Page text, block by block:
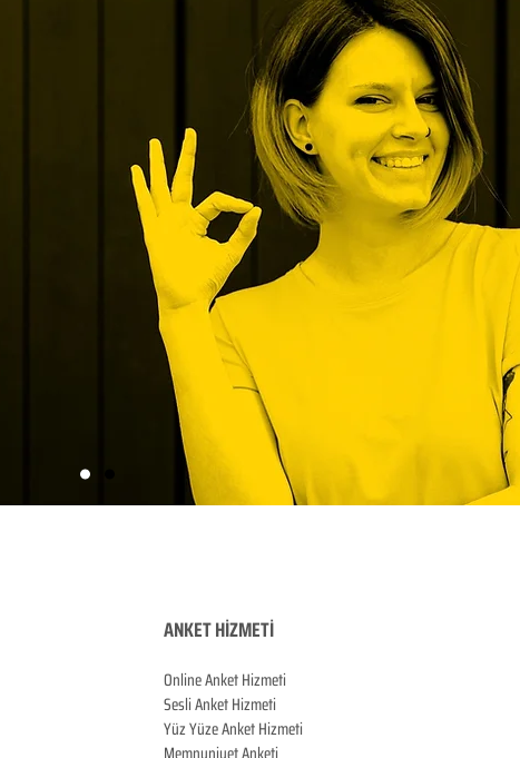
ANKET HİZMETİ
Online Anket Hizmeti
Sesli Anket Hizmeti
Yüz Yüze Anket Hizmeti